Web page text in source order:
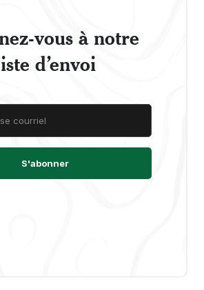
vous à notre
d’envoi